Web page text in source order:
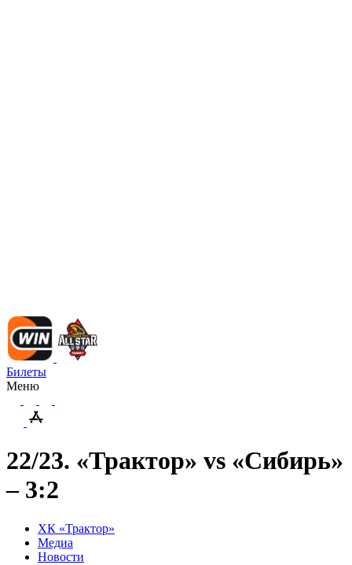
Билеты
Меню
22/23. «Трактор» vs «Сибирь»
– 3:2
ХК «Трактор»
Медиа
Новости